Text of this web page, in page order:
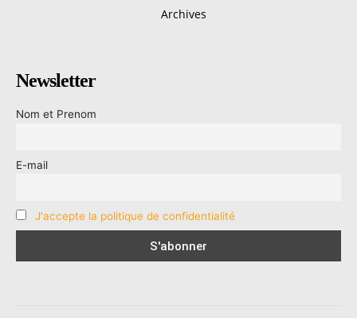
Archives
Newsletter
Nom et Prenom
E-mail
J'accepte la politique de confidentialité